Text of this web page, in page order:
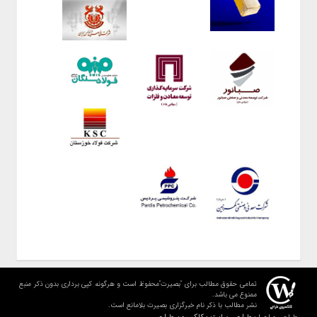
تمامی حقوق مطالب برای "بصیرت"محفوظ است و هرگونه کپی برداری بدون ذکر منبع
ممنوع می باشد.
نشر مطالب با ذکر نام خبرگزاری بصیرت بلامانع است.